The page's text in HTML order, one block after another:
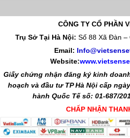
CÔNG TY CỔ PHẦN
Trụ Sở Tại Hà Nội: Số 88 Xã Đàn
Email:
Website:
Giấy chứng nhận đăng ký kinh
hoạch và đầu tư TP Hà Nội cấp
hành Quốc Tế số: 01-687/
CHẤP NHẬN